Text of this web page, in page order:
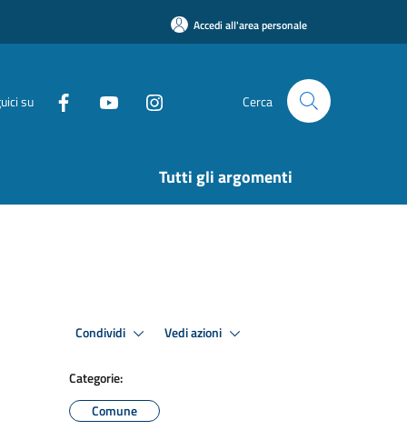
Accedi all'area personale
su Cerca
Tutti gli argomenti
Condividi Vedi azioni
Categorie:
Comune